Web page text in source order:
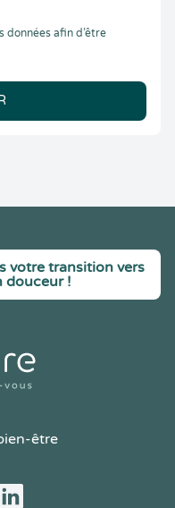
données afin d’être
votre transition vers
douceur !
être